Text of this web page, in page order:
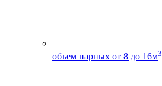
объем парных от 8 до 16м3